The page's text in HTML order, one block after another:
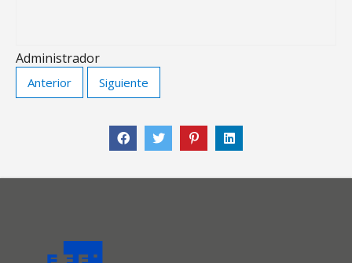
Administrador
Anterior Siguiente